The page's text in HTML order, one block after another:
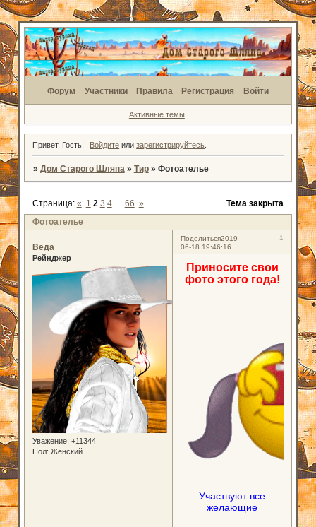
Форум Участники Правила Регистрация Войти
Активные темы
Привет, Гость! Войдите илизарегистрируйтесь
» Дом Старого Шляпа » Тир » Фотоателье
Фотоателье
Страница: « 1 2 3 4 … 66 » Тема закрыта
Поделиться 1
2019-
06-18 19:46:16
Веда
Рейнджер
Уважение: +11344
Пол: Женский
Приносите свои
фото этого года!
Участвуют все
желающие